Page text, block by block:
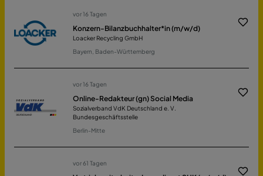
vor 16 Tagen
Konzern-Bilanzbuchhalter*in (m/w/d)
Loacker Recycling GmbH
Bayern, Baden-Württemberg
vor 16 Tagen
Online-Redakteur (gn) Social Media
Sozialverband VdK Deutschland e. V.
Bundesgeschäftsstelle
Berlin-Mitte
vor 61 Tagen